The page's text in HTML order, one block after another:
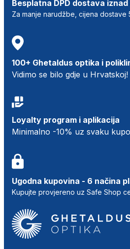
Besplatna DPD dostava
Za manje narudžbe, cijena dostave
100+ Ghetaldus optika i
Vidimo se bilo gdje u Hrvatskoj!
Loyalty program i aplikacija
Minimalno -10% uz svaku
Ugodna kupovina - 6 načina
Kupujte provjereno uz Safe Shop